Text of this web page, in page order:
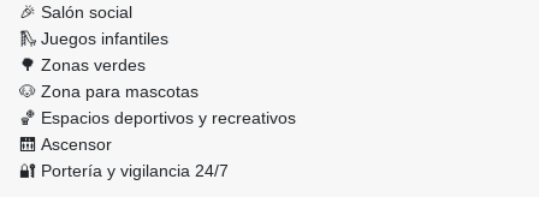
🎉 Salón social
🛝 Juegos infantiles
🌳 Zonas verdes
🐶 Zona para mascotas
🏀 Espacios deportivos y recreativos
🛗 Ascensor
🔐 Portería y vigilancia 24/7